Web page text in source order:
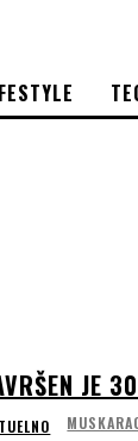
JE